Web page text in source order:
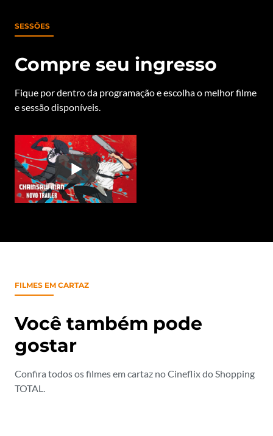
SESSÕES
Compre seu ingresso
Fique por dentro da programação e escolha o melhor filme
e sessão disponíveis.
FILMES EM CARTAZ
Você também pode
gostar
Confira todos os filmes em cartaz no Cineflix do Shopping
TOTAL.